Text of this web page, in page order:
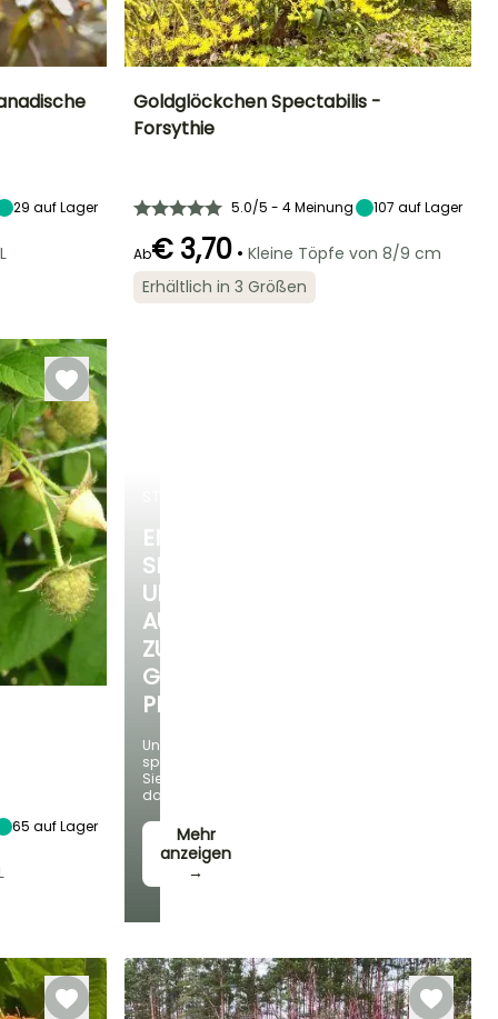
ENTDECKEN
SIE
UNSERE
AUSWAHL
ZU
GÜNSTIGEN
PREISEN
Und
sparen
Sie
dabei!
Mehr
anzeigen
→
29 auf Lager
Blütezeit
März für April
Geeigneter
Zeitraum für die
Pflanzung
Goldglöckchen Spectabilis -
Forsythie
5.0/5 - 4 Meinung 107 auf Lager
Ab€ 3,70 • Kleine Töpfe von 8/9 cm
Erhältlich in 3 Größen
65 auf Lager